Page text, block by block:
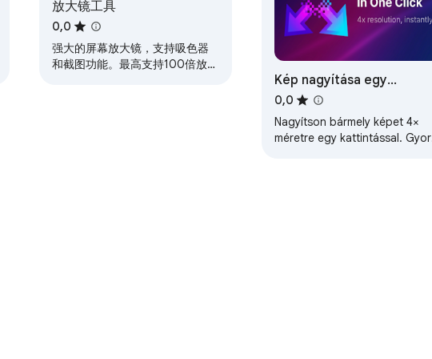
a lencse elrejtéséhez. Azonnal eltűnik, és visszaáll a normál nézet.
放大镜工具
0,0
强大的屏幕放大镜，支持吸色器
和截图功能。最高支持100倍放
Kép nagyítása egy
kattintással
0,0
Nagyítson bármely képet 4×
méretre egy kattintással.